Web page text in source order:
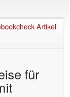
Artikel
für